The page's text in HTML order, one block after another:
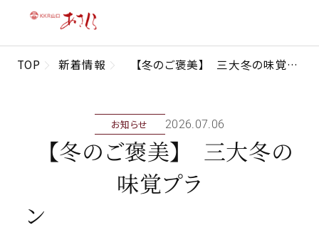
TOP 新着情報 【冬のご褒美】 三大冬の味覚プラン ～タラバ蟹＆ズワイ蟹×本場山口ふぐの饗宴 ～
【冬のご褒美】 三大冬の
味覚プラ
ン
2026年07月06日
お知らせ